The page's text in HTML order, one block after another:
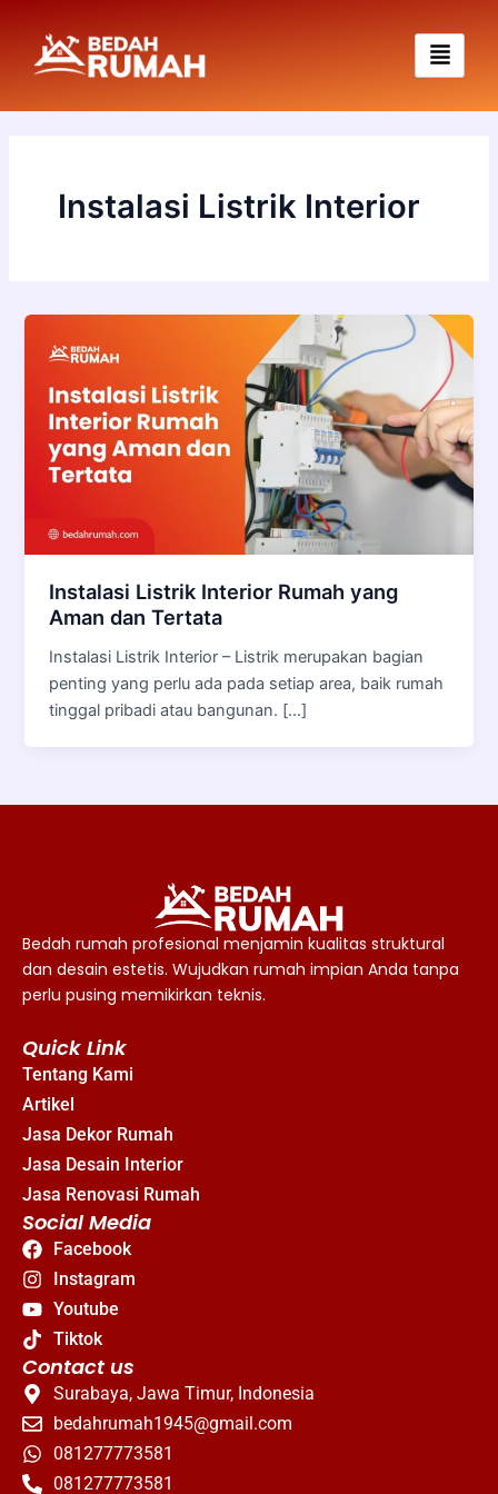
content
Instalasi Listrik Interior
Instalasi Listrik Interior Rumah yang
Aman dan Tertata
Instalasi Listrik Interior – Listrik merupakan bagian
penting yang perlu ada pada setiap area, baik rumah
tinggal pribadi atau bangunan. […]
Bedah rumah profesional menjamin kualitas struktural
dan desain estetis. Wujudkan rumah impian Anda tanpa
perlu pusing memikirkan teknis.
Quick Link
Tentang Kami
Artikel
Jasa Dekor Rumah
Jasa Desain Interior
Jasa Renovasi Rumah
Social Media
Facebook
Instagram
Youtube
Tiktok
Contact us
Surabaya, Jawa Timur, Indonesia
bedahrumah1945@gmail.com
081277773581
081277773581